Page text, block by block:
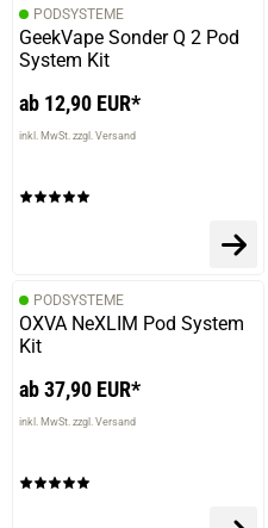
PODSYSTEME
GeekVape Sonder Q 2 Pod
System Kit
ab 12,90 EUR*
inkl. MwSt. zzgl. Versand
PODSYSTEME
OXVA NeXLIM Pod System
Kit
ab 37,90 EUR*
inkl. MwSt. zzgl. Versand